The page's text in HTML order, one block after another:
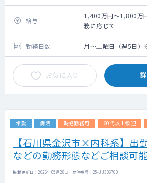
当いただきます
給与
1,400万円～1,800
務に応じて
勤務日数 月～土曜日（週5日
お気に入り
常勤 病院 時短勤務可 60代以上歓迎
【石川県金沢市×内科系】出
などの勤務形態などご相談可能
掲載更新日 : 2026年05月28日 案件番号 : 25-JJ306760